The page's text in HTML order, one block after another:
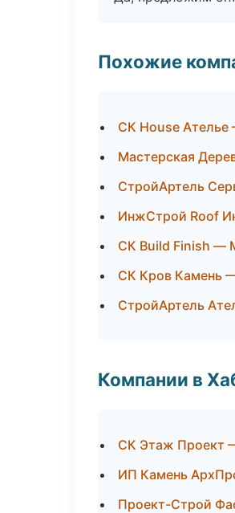
Похожие
СК House
Мастерская
СтройАртель
ИнжСтрой Roof
СК Build Finish —
СК Кров Камень
СтройАртель
Компании в
СК Этаж Проект
ИП Камень
Проект-Строй